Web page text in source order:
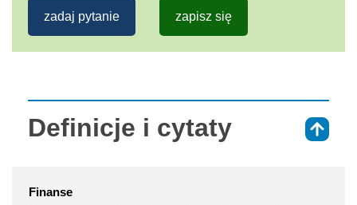
zadaj pytanie zapisz się
Definicje i cytaty
Finanse